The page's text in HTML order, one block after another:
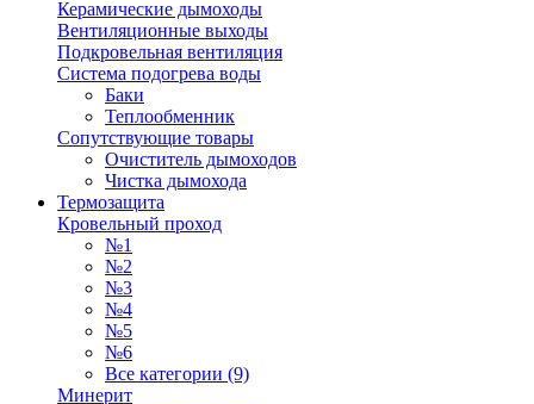
Керамические дымоходы
Вентиляционные выходы
Подкровельная вентиляция
Система подогрева воды
Баки
Теплообменник
Сопутствующие товары
Очиститель дымоходов
Чистка дымохода
Термозащита
Кровельный проход
№1
№2
№3
№4
№5
№6
Все категории (9)
Минерит